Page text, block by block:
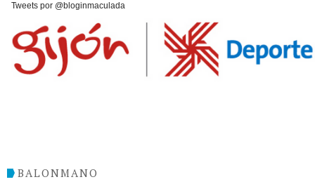
Tweets por @bloginmaculada
BALONMANO